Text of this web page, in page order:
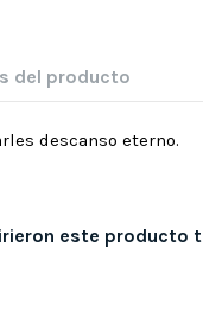
del producto
descanso eterno.
este producto